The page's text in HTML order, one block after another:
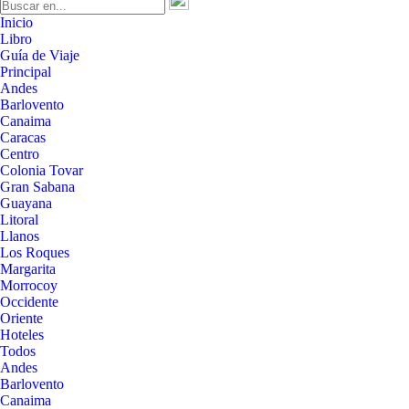
Inicio
Libro
Guía de Viaje
Principal
Andes
Barlovento
Canaima
Caracas
Centro
Colonia Tovar
Gran Sabana
Guayana
Litoral
Llanos
Los Roques
Margarita
Morrocoy
Occidente
Oriente
Hoteles
Todos
Andes
Barlovento
Canaima